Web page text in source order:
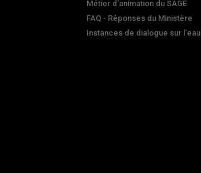
Métier d'animation du SAGE
FAQ - Réponses du Ministère
Instances de dialogue sur l'eau